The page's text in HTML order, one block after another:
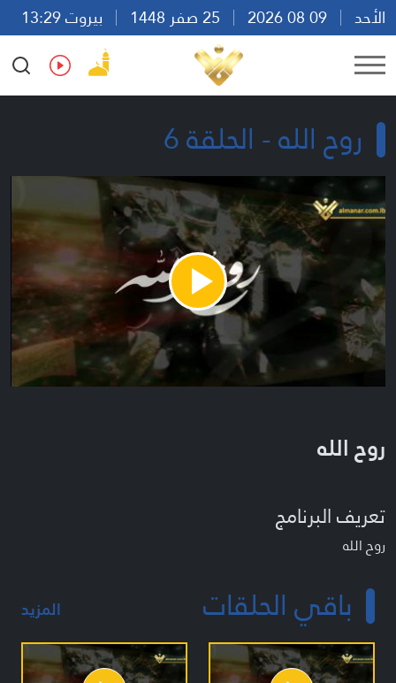
الأحد
بيروت 13:29
Ar
En Fr Es
روح الله - الحلقة 6
Play
Video
روح الله
تعريف البرنامج
روح الله
باقي الحلقات المزيد